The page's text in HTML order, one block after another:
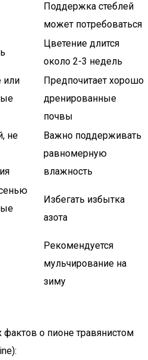
Поддержка стеблей
может потребоваться
Цветение длится
около 2-3 недель
или
Предпочитает хорошо
дренированные
почвы
не
Важно поддерживать
равномерную
влажность
Избегать избытка
азота
Рекомендуется
мульчирование на
зиму
фактов о пионе травянистом